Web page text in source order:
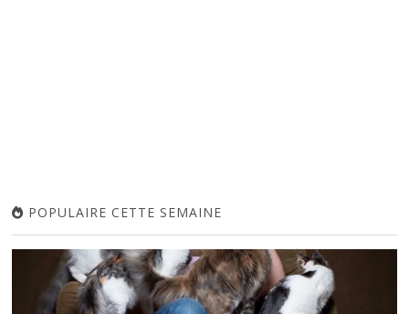
POPULAIRE CETTE SEMAINE